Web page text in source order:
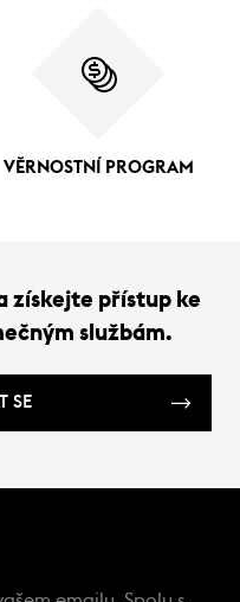
VĚRNOSTNÍ PROGRAM
získejte přístup ke
službám.
SE